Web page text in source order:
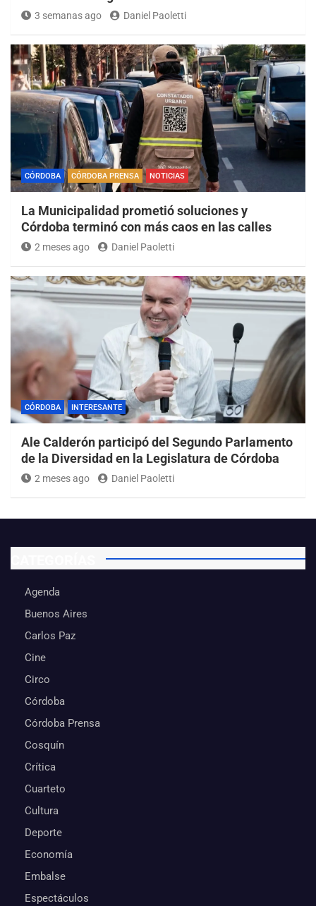
3 semanas ago Daniel Paoletti
CÓRDOBA CÓRDOBA PRENSA NOTICIAS
La Municipalidad prometió soluciones y
Córdoba terminó con más caos en las calles
2 meses ago Daniel Paoletti
CÓRDOBA INTERESANTE
Ale Calderón participó del Segundo Parlamento
de la Diversidad en la Legislatura de Córdoba
2 meses ago Daniel Paoletti
Agenda
Buenos Aires
Carlos Paz
Cine
Circo
Córdoba
Córdoba Prensa
Cosquín
Crítica
Cuarteto
Cultura
Deporte
Economía
Embalse
Espectáculos